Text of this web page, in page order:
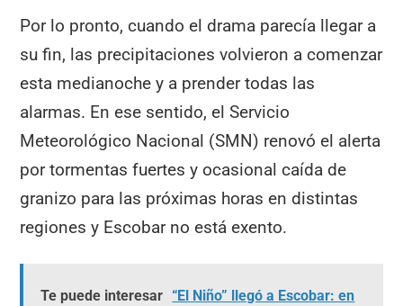
Por lo pronto, cuando el drama parecía llegar a
su fin, las precipitaciones volvieron a comenzar
esta medianoche y a prender todas las
alarmas. En ese sentido, el Servicio
Meteorológico Nacional (SMN) renovó el alerta
por tormentas fuertes y ocasional caída de
granizo para las próximas horas en distintas
regiones y Escobar no está exento.
Te puede interesar “El Niño” llegó a Escobar: en